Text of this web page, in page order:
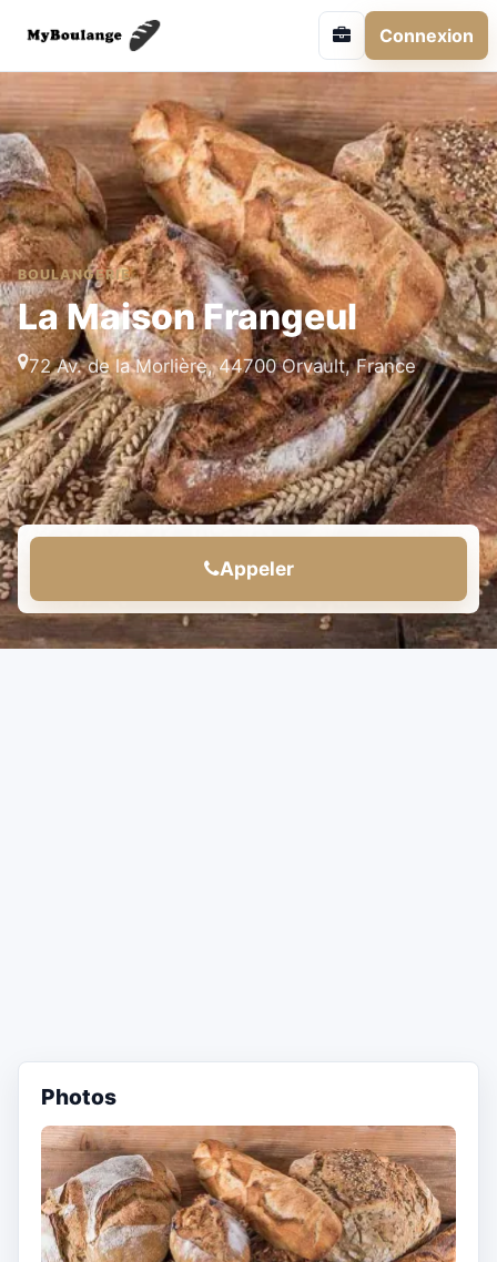
Connexion
BOULANGERIE
La Maison Frangeul
72 Av. de la Morlière, 44700 Orvault, France
Appeler
Photos